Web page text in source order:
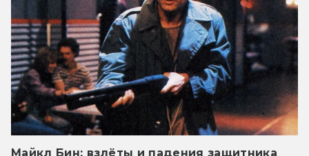
Майкл Бин: взлёты и падения защитника